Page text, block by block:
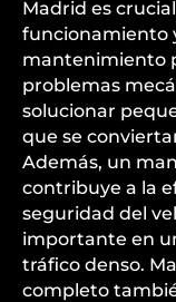
Madrid es
funcionamiento
mantenimiento
problemas
solucionar
que se
Además, un
contribuye a la
seguridad del
importante en
tráfico denso.
completo